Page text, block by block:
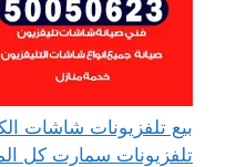
تلفزيونات سمارت كل